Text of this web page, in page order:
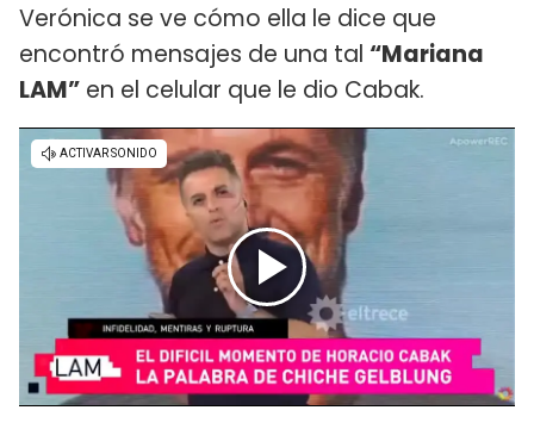
Verónica se ve cómo ella le dice que
encontró mensajes de una tal “Mariana
LAM” en el celular que le dio Cabak.